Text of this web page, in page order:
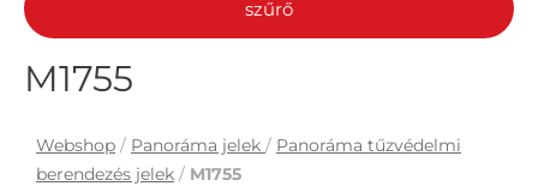
szűrő
M1755
Webshop / Panoráma jelek / Panoráma tűzvédelmi
berendezés jelek / M1755